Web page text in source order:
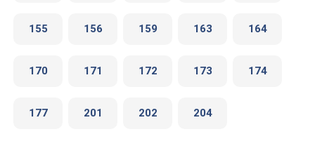
155 156 159 163 164
170 171 172 173 174
177 201 202 204